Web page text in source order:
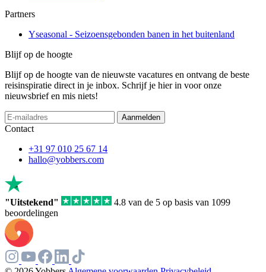
Partners
Yseasonal - Seizoensgebonden banen in het buitenland
Blijf op de hoogte
Blijf op de hoogte van de nieuwste vacatures en ontvang de beste
reisinspiratie direct in je inbox. Schrijf je hier in voor onze
nieuwsbrief en mis niets!
If
you
human,
this
field
Aanmelden
Contact
+31 97 010 25 67 14
hallo@yobbers.com
"Uitstekend"
4.8 van de 5 op basis van 1099
beoordelingen